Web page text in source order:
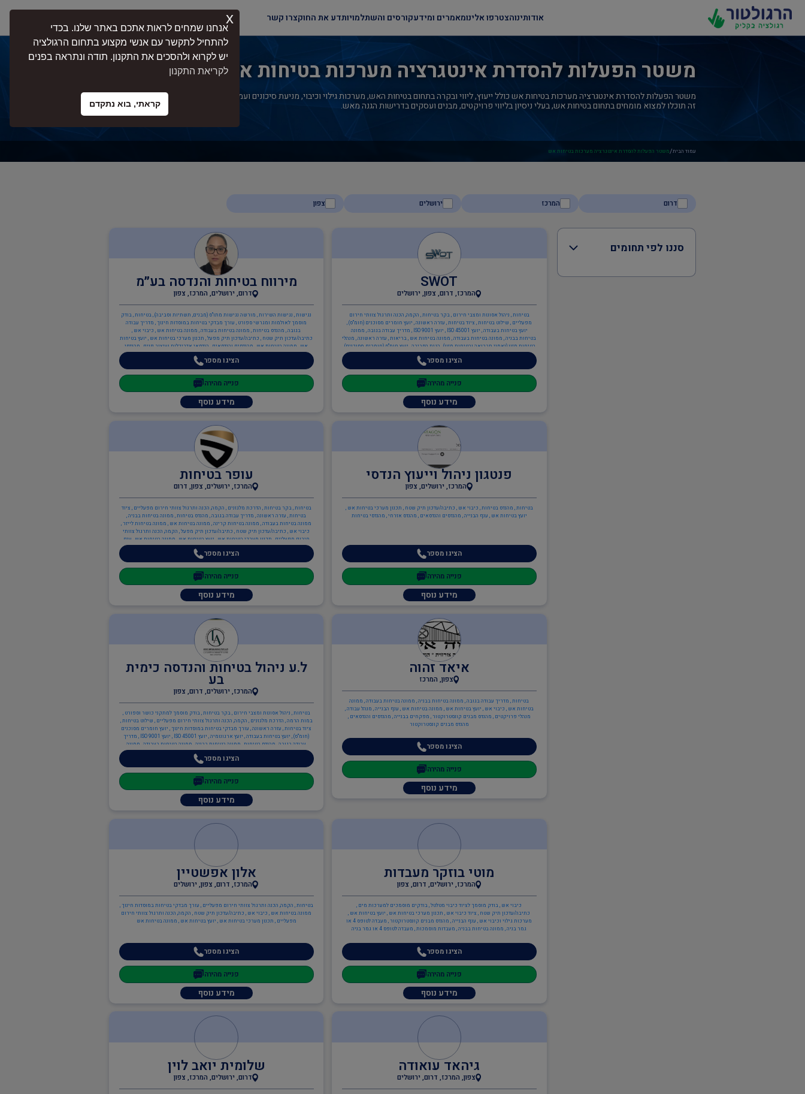
אודותינוהצטרפו אלינומאמרים ומידעקורסים והשתלמויותדע את החוקצרו קשר
משטר הפעלות להסדרת אינטגרציה מערכות בטיחות אש
משטר הפעלות להסדרת אינטגרציה מערכות בטיחות אש כולל ייעוץ, ליווי ובקרה בתחום בטיחות האש, מערכות גילוי וכיבוי, מניעת סיכונים ועמידה בדרישות החוק והרגולציה. בעמוד
זה תוכלו למצוא מומחים בתחום בטיחות אש, בעלי ניסיון בליווי פרויקטים, מבנים ועסקים בדרישות הגנה מאש.
עמוד הבית/משטר הפעלות להסדרת אינטגרציה מערכות בטיחות אש
דרום המרכז ירושלים צפון
סננו לפי תחומים
SWOT
המרכז, דרום, צפון, ירושלים
בטיחות , ניהול אסונות ומצבי חירום , בקר בטיחות , הקמה, הכנה ותרגול צוותי חירום
מפעליים , שילוט בטיחות , ציוד בטיחות , עזרה ראשונה , יועץ חומרים מסוכנים (חומ"ס) ,
יועץ בטיחות בעבודה , יועץ ISO 45001 , יועץ ISO 9001 , מדריך עבודה בגובה , ממונה
בטיחות בבניה , ממונה בטיחות בעבודה , ממונה בטיחות אש , בריאות , עזרה ראשונה , מנהלי
בטיחות מזון (נאמני תברואה ובטיחות מזון) , הגנת הסביבה , יועץ חומ"ס (חומרים מסוכנים) ,
יועץ הגנת הסביבה , יועץ ISO 14001 , ענף הבנייה , בקר בטיחות , ממונה בטיחות בבניה ,
מהנדסים והנדסאים , הנדסאי מכונות , הנדסאים
הציגו מספר
פנייה מהירה
מידע נוסף
מירווח בטיחות והנדסה בע״מ
דרום, ירושלים, המרכז, צפון
נגישות , נגישות השירות , מורשה נגישות מתו"ס (מבנים, תשתיות וסביבה) , בטיחות , בודק
מוסמך לאולמות ומגרשי ספורט , עורך מבדקי בטיחות במוסדות חינוך , מדריך עבודה
בגובה , מהנדס בטיחות , ממונה בטיחות בעבודה , ממונה בטיחות אש , כיבוי אש ,
כתיבה/עדכון תיק שטח , כתיבה/עדכון תיק מפעל , תכנון מערכי בטיחות אש , יועץ בטיחות
אש , ממונה בטיחות אש , מהנדסים והנדסאים , הנדסאי אדריכלות ועיצוב פנים , מהנדסי
בטיחות
הציגו מספר
פנייה מהירה
מידע נוסף
פנטגון ניהול וייעוץ הנדסי
המרכז, ירושלים, צפון
בטיחות , מהנדס בטיחות , כיבוי אש , כתיבה/עדכון תיק שטח , תכנון מערכי בטיחות אש ,
יועץ בטיחות אש , ענף הבנייה , מהנדסים והנדסאים , מהנדס אזרחי , מהנדסי בטיחות
הציגו מספר
פנייה מהירה
מידע נוסף
עופר בטיחות
המרכז, ירושלים, צפון, דרום
בטיחות , בקר בטיחות , הדרכת מלגזנים , הקמה, הכנה ותרגול צוותי חירום מפעליים , ציוד
בטיחות , עזרה ראשונה , מדריך עבודה בגובה , מהנדס בטיחות , ממונה בטיחות בבניה ,
ממונה בטיחות בעבודה , ממונה בטיחות קרינה , ממונה בטיחות אש , ממונה בטיחות לייזר ,
כיבוי אש , כתיבה/עדכון תיק שטח , כתיבה/עדכון תיק מפעל , הקמה, הכנה ותרגול צוותי
חירום מפעליים , תכנון מערכי בטיחות אש , יועץ בטיחות אש , ממונה בטיחות אש , ענף
הבנייה , ממונה בטיחות בבניה
הציגו מספר
פנייה מהירה
מידע נוסף
איאד זהוה
צפון, המרכז
בטיחות , מדריך עבודה בגובה , ממונה בטיחות בבניה , ממונה בטיחות בעבודה , ממונה
בטיחות אש , כיבוי אש , יועץ בטיחות אש , ממונה בטיחות אש , ענף הבנייה , מנהל עבודה ,
מנהלי פרויקטים , מהנדס מבנים קונסטרוקטור , מפקחים בבנייה , מהנדסים והנדסאים ,
מהנדס מבנים קונסטרוקטור
הציגו מספר
פנייה מהירה
מידע נוסף
ל.ע ניהול בטיחות והנדסה כימית
בע
המרכז, ירושלים, דרום, צפון
בטיחות , ניהול אסונות ומצבי חירום , בקר בטיחות , בודק מוסמך למתקני כושר וספורט ,
במות הרמה , הדרכת מלגזנים , הקמה, הכנה ותרגול צוותי חירום מפעליים , שילוט בטיחות ,
ציוד בטיחות , עזרה ראשונה , עורך מבדקי בטיחות במוסדות חינוך , יועץ חומרים מסוכנים
(חומ"ס) , יועץ בטיחות בעבודה , יועץ ארגונומיה , יועץ ISO 45001 , יועץ ISO 9001 , מדריך
עבודה בגובה , מהנדס בטיחות , ממונה בטיחות בבניה , ממונה בטיחות בעבודה , ממונה
בטיחות קרינה , ממונה בטיחות אש , ממונה בטיחות לייזר , כיבוי אש , ניהול אסונות ומצבי
חירום , בודק מוסמך ת"י 1001 חלק 6 - מערכות בישול , כתיבה/עדכון תיק שטח ,
כתיבה/עדכון תיק מפעל , ציוד כיבוי אש , תכנון מערכי בטיחות אש , יועץ בטיחות אש ,
ממונה בטיחות אש , הגנת הסביבה , יועץ חומ"ס (חומרים מסוכנים) , יועץ הגנת הסביבה , יועץ
ISO 14001 , מהנדסי סביבה , ממונה קרינה מייננת , מהנדסים והנדסאים , הנדסאי כימיה ,
מהנדס כימיה , מהנדסי בטיחות
הציגו מספר
פנייה מהירה
מידע נוסף
מוטי בוזקר מעבדות
המרכז, ירושלים, דרום, צפון
כיבוי אש , בודק מוסמך לציוד כיבוי מטלטל , בודקים מוסמכים למערכות מים ,
כתיבה/עדכון תיק שטח , ציוד כיבוי אש , תכנון מערכי בטיחות אש , יועץ בטיחות אש ,
מערכות גילוי וכיבוי אש , ענף הבנייה , מהנדס מבנים קונסטרוקטור , מעבדה לטופס 4 או
גמר בניה , ממונה בטיחות בבניה , מעבדות מוסמכות , מעבדה לטופס 4 או גמר בניה
הציגו מספר
פנייה מהירה
מידע נוסף
אלון אפשטיין
המרכז, דרום, צפון, ירושלים
בטיחות , הקמה, הכנה ותרגול צוותי חירום מפעליים , עורך מבדקי בטיחות במוסדות חינוך ,
ממונה בטיחות אש , כיבוי אש , כתיבה/עדכון תיק שטח , הקמה, הכנה ותרגול צוותי חירום
מפעליים , תכנון מערכי בטיחות אש , יועץ בטיחות אש , ממונה בטיחות אש
הציגו מספר
פנייה מהירה
מידע נוסף
גיהאד עואודה
צפון, המרכז, דרום, ירושלים
שלומית יואב לוין
דרום, ירושלים, המרכז, צפון
אנחנו שמחים לראות אתכם באתר שלנו. בכדי
להתחיל לתקשר עם אנשי מקצוע בתחום הרגולציה
יש לקרוא ולהסכים את התקנון. תודה ונתראה בפנים
לקריאת התקנון
קראתי, בוא נתקדם
x